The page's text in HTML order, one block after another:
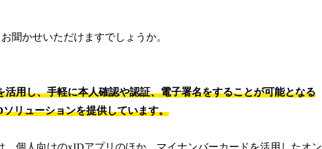
聞かせいただけますでしょうか。
活用し、手軽に本人確認や認証、電子署名をすることが可能となる
リューションを提供しています。